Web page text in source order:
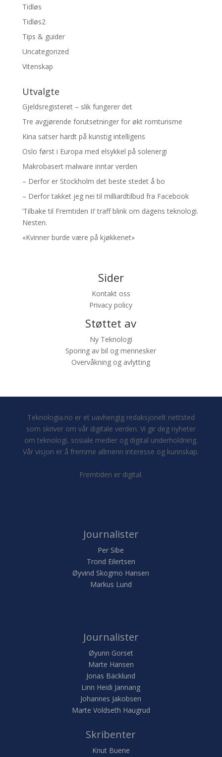
Tidløs
Tidløs2
Tips & guider
Uncategorized
Vitenskap
Utvalgte
Gjeldsregisteret – slik fungerer det
Tre avgjørende forutsetninger for økt romturisme
Kina satser hardt på kunstig intelligens
Oslo først i Europa med elsykkel på solenergi
Makrobasert malware inntar verden
– Derfor er Stockholm det beste stedet å bo
– Derfor takket jeg nei til milliardtilbud fra Facebook
’Tilbake til Fremtiden II’ traff blink om dagens teknologi.
Nesten.
«Kvinner burde være på kjøkkenet»
Sider
Kontakt oss
Privacy policy
Støttet av
Ny Teknologi
Sporing av bil og mennesker
Overvåkning og avlytting
Teknologia.no er et uavhengig redaksjonelt nettsted
som skriver om vår digitale verden. Vi gir deg nyheter
om teknologi, sosiale medier og digital underholdning.
Vår visjon er å fremme allmenn interesse og kunnskap.
Fremtiden er digital.
Journalister
Per Sibe
Trond Eilertsen
Øyvind Skogmo Hansen
Markus Lund
Journalister
Øyunn Gorset
Marte Hansen
Jonas Bäcklund
Linn Heidi Jannang
Johannes Jakobsen
Marte Voldseth Haugrud
Skribenter
Knut Buene